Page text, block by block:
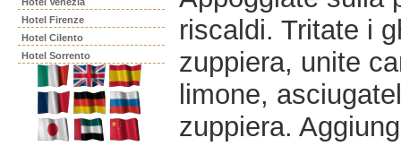
Hotel Firenze
Hotel Cilento
Hotel Sorrento
riscaldi. Tritate i
zuppiera, unite
limone,
zuppiera.